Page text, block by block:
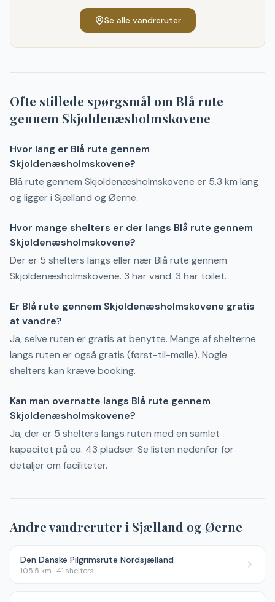
Se alle vandreruter
Ofte stillede spørgsmål om Blå rute
gennem Skjoldenæsholmskovene
Hvor lang er Blå rute gennem
Skjoldenæsholmskovene?
Blå rute gennem Skjoldenæsholmskovene er 5.3 km lang
og ligger i Sjælland og Øerne.
Hvor mange shelters er der langs Blå rute gennem
Skjoldenæsholmskovene?
Der er 5 shelters langs eller nær Blå rute gennem
Skjoldenæsholmskovene. 3 har vand. 3 har toilet.
Er Blå rute gennem Skjoldenæsholmskovene gratis
at vandre?
Ja, selve ruten er gratis at benytte. Mange af shelterne
langs ruten er også gratis (først-til-mølle). Nogle
shelters kan kræve booking.
Kan man overnatte langs Blå rute gennem
Skjoldenæsholmskovene?
Ja, der er 5 shelters langs ruten med en samlet
kapacitet på ca. 43 pladser. Se listen nedenfor for
detaljer om faciliteter.
Andre vandreruter i Sjælland og Øerne
Den Danske Pilgrimsrute Nordsjælland
105.5 km ·41 shelters